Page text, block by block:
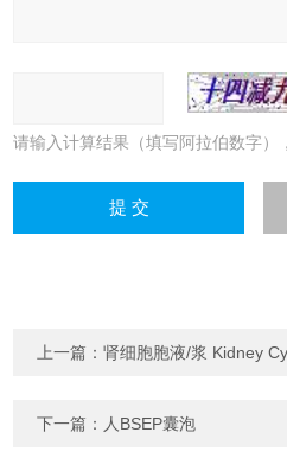
请输入计算结果（填写阿拉伯数字）
上一篇：肾细胞胞液/浆 Kidney
下一篇： 人BSEP囊泡